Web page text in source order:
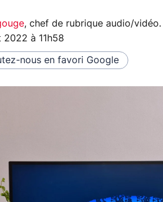
, chef de rubrique audio/vidéo.
2022 à 11h58
nous en favori Google